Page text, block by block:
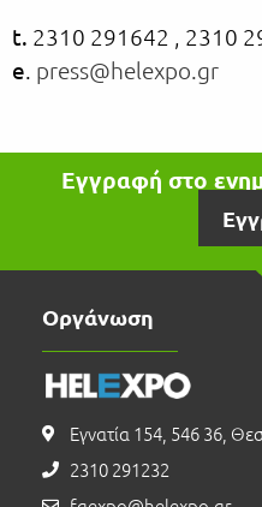
t. 2310 291642 , 2310
e press@helexpo gr
Εγγραφή στο
Οργάνωση
Εγνατία 154, 546 36,
2310 291232